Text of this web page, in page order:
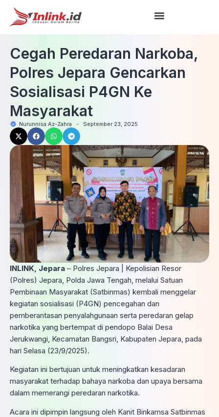
Cegah Peredaran Narkoba,
Polres Jepara Gencarkan
Sosialisasi P4GN Ke
Masyarakat
Nurunnisa Az-Zahra - September 23, 2025
INLINK, Jepara – Polres Jepara | Kepolisian Resor
(Polres) Jepara, Polda Jawa Tengah, melalui Satuan
Pembinaan Masyarakat (Satbinmas) kembali menggelar
kegiatan sosialisasi (P4GN) pencegahan dan
pemberantasan penyalahgunaan serta peredaran gelap
narkotika yang bertempat di pendopo Balai Desa
Jerukwangi, Kecamatan Bangsri, Kabupaten Jepara, pada
hari Selasa (23/9/2025).
Kegiatan ini bertujuan untuk meningkatkan kesadaran
masyarakat terhadap bahaya narkoba dan upaya bersama
dalam memerangi peredaran narkotika.
Acara ini dipimpin langsung oleh Kanit Binkamsa Satbinmas